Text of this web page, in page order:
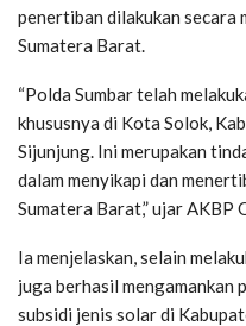
penertiban dilakukan secara
Sumatera Barat.
“Polda Sumbar telah
khususnya di Kota Solok,
Sijunjung. Ini merupakan
dalam menyikapi dan
Sumatera Barat,” ujar AKBP
Ia menjelaskan, selain
juga berhasil mengamankan
subsidi jenis solar di